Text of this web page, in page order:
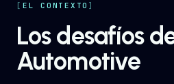
EL CONTEXTO
Los desafíos
Automotive